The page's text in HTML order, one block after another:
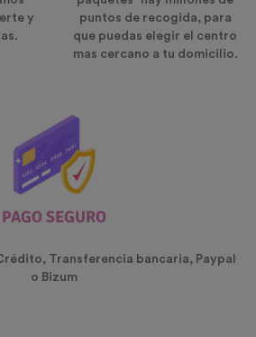
y
puntos de recogida, para
que puedas elegir el centro
mas cercano a tu domicilio.
PAGO SEGURO
Transferencia bancaria, Paypal
o Bizum